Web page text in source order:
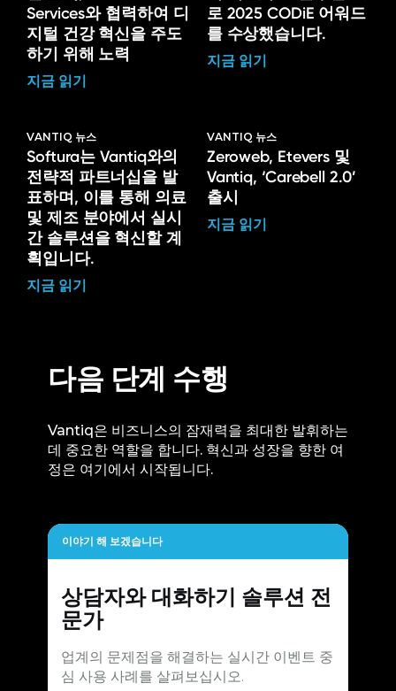
Services와 협력하여 디
지털 건강 혁신을 주도
하기 위해 노력
지금 읽기
로 2025 CODiE 어워드
를 수상했습니다.
지금 읽기
VANTIQ 뉴스
Softura는 Vantiq와의
전략적 파트너십을 발
표하며, 이를 통해 의료
및 제조 분야에서 실시
간 솔루션을 혁신할 계
획입니다.
지금 읽기
VANTIQ 뉴스
Zeroweb, Etevers 및
Vantiq, ‘Carebell 2.0’
출시
지금 읽기
다음 단계 수행
Vantiq은 비즈니스의 잠재력을 최대한 발휘하는
데 중요한 역할을 합니다. 혁신과 성장을 향한 여
정은 여기에서 시작됩니다.
이야기 해 보겠습니다
상담자와 대화하기 솔루션 전
문가
업계의 문제점을 해결하는 실시간 이벤트 중
심 사용 사례를 살펴보십시오.